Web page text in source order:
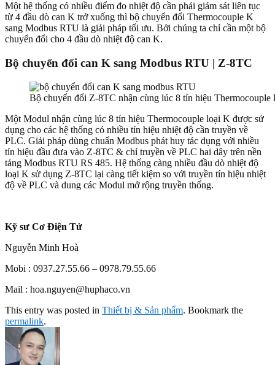
Một hệ thống có nhiều điểm đo nhiệt độ cần phải giám sát liên tục
từ 4 đầu dò can K trở xuống thì bộ chuyển đổi Thermocouple K
sang Modbus RTU là giải pháp tối ưu. Bởi chúng ta chỉ cần một bộ
chuyển đổi cho 4 đầu dò nhiệt độ can K.
Bộ chuyển đổi can K sang Modbus RTU | Z-8TC
Bộ chuyển đổi Z-8TC nhận cùng lúc 8 tín hiệu Thermocouple
Một Modul nhận cùng lúc 8 tín hiệu Thermocouple loại K được sử
dụng cho các hệ thống có nhiều tín hiệu nhiệt độ cần truyền về
PLC. Giải pháp dùng chuẩn Modbus phát huy tác dụng với nhiều
tín hiệu đầu đưa vào Z-8TC & chỉ truyền về PLC hai dây trên nền
tảng Modbus RTU RS 485. Hệ thống càng nhiều đầu dò nhiệt độ
loại K sử dụng Z-8TC lại càng tiết kiệm so với truyền tín hiệu nhiệt
độ về PLC và dung các Modul mở rộng truyền thống.
Kỹ sư Cơ Điện Tử
Nguyễn Minh Hoà
Mobi : 0937.27.55.66 – 0978.79.55.66
Mail : hoa.nguyen@huphaco.vn
This entry was posted in Thiết bị & Sản phẩm. Bookmark the
permalink.